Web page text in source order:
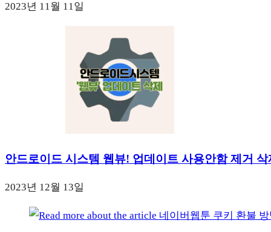
2023년 11월 11일
안드로이드 시스템 웹뷰! 업데이트 사용안함 제거 삭
2023년 12월 13일